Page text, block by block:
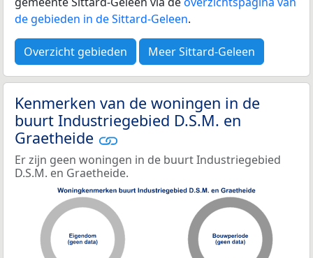
de gebieden in de Sittard-Geleen.
Overzicht gebieden Meer Sittard-Geleen
Kenmerken van de woningen in de
buurt Industriegebied D.S.M. en
Graetheide
Er zijn geen woningen in de buurt Industriegebied
D.S.M. en Graetheide.